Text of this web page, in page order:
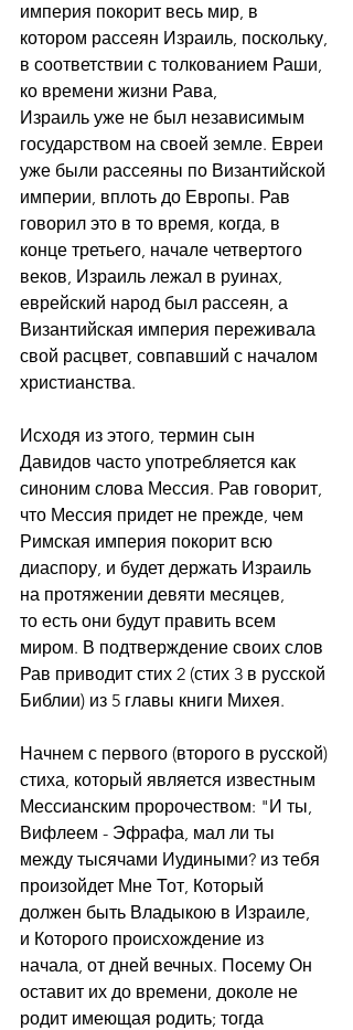
империя покорит весь мир, в
котором рассеян Израиль, поскольку,
в соответствии с толкованием Раши,
ко времени жизни Рава,
Израиль уже не был независимым
государством на своей земле. Евреи
уже были рассеяны по Византийской
империи, вплоть до Европы. Рав
говорил это в то время, когда, в
конце третьего, начале четвертого
веков, Израиль лежал в руинах,
еврейский народ был рассеян, а
Византийская империя переживала
свой расцвет, совпавший с началом
христианства.
Исходя из этого, термин сын
Давидов часто употребляется как
синоним слова Мессия. Рав говорит,
что Мессия придет не прежде, чем
Римская империя покорит всю
диаспору, и будет держать Израиль
на протяжении девяти месяцев,
то есть они будут править всем
миром. В подтверждение своих слов
Рав приводит стих 2 (стих 3 в русской
Библии) из 5 главы книги Михея.
Начнем с первого (второго в русской)
стиха, который является известным
Мессианским пророчеством: "И ты,
Вифлеем - Эфрафа, мал ли ты
между тысячами Иудиными? из тебя
произойдет Мне Тот, Который
должен быть Владыкою в Израиле,
и Которого происхождение из
начала, от дней вечных. Посему Он
оставит их до времени, доколе не
родит имеющая родить; тогда